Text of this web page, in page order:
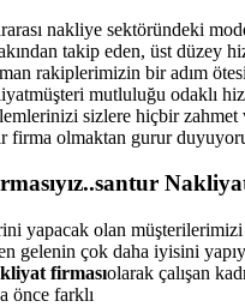
nakliye sektöründeki
takip eden, üst düzey
rakiplerimizin bir adım
müşteri mutluluğu odaklı
sizlere hiçbir zahmet
firma olmaktan gurur
yapacak olan
gelenin çok daha iyisini
firmasıolarak çalışan
önce farklı